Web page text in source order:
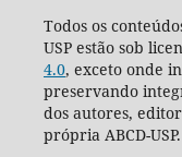
Todos os
USP estão sob
4.0, exceto onde
preservando
dos autores,
própria ABCD-USP.